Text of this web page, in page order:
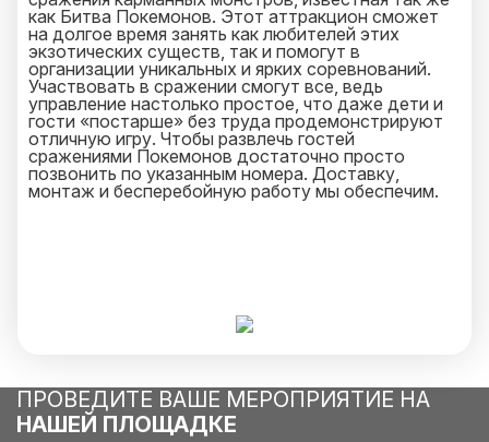
как Битва Покемонов. Этот аттракцион сможет
на долгое время занять как любителей этих
экзотических существ, так и помогут в
организации уникальных и ярких соревнований.
Участвовать в сражении смогут все, ведь
управление настолько простое, что даже дети и
гости «постарше» без труда продемонстрируют
отличную игру. Чтобы развлечь гостей
сражениями Покемонов достаточно просто
позвонить по указанным номера. Доставку,
монтаж и бесперебойную работу мы обеспечим.
ПРОВЕДИТЕ ВАШЕ МЕРОПРИЯТИЕ НА
НАШЕЙ ПЛОЩАДКЕ